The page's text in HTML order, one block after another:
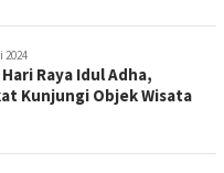
2024
Raya Idul Adha,
Kunjungi Objek Wisata